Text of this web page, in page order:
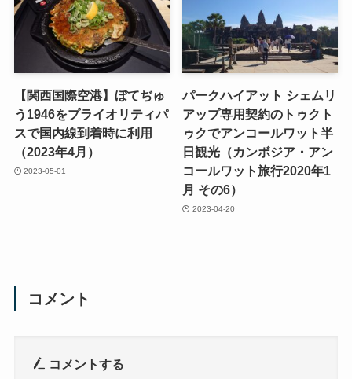
【関西国際空港】ぼてぢゅ
う1946をプライオリティパ
スで国内線到着時に利用
（2023年4月）
2023-05-01
パークハイアット シェムリ
アップ専用契約のトゥクト
ゥクでアンコールワット半
日観光（カンボジア・アン
コールワット旅行2020年1
月 その6）
2023-04-20
コメント
コメントする